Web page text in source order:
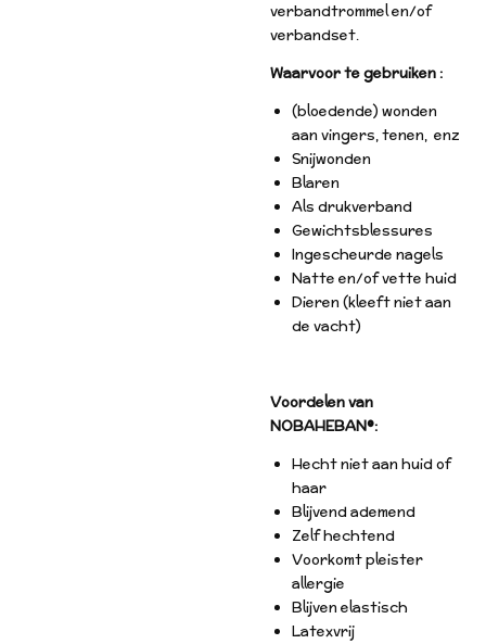
verbandtrommel en/of
verbandset.
Waarvoor te gebruiken :
(bloedende) wonden
aan vingers, tenen, enz
Snijwonden
Blaren
Als drukverband
Gewichtsblessures
Ingescheurde nagels
Natte en/of vette huid
Dieren (kleeft niet aan
de vacht)
Voordelen van
NOBAHEBAN®:
Hecht niet aan huid of
haar
Blijvend ademend
Zelf hechtend
Voorkomt pleister
allergie
Blijven elastisch
Latexvrij